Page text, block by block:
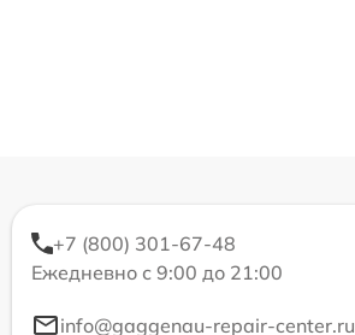
+7 (800) 301-67-48
Ежедневно с 9:00 до 21:00
info@gaggenau-repair-center.ru